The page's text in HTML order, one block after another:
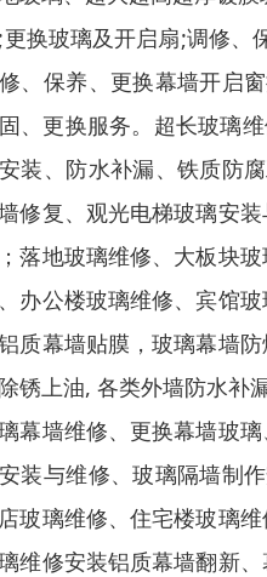
换玻璃及开启扇;调修、
、保养、更换幕墙开启
、更换服务。超长玻璃
装、防水补漏、铁质防
修复、观光电梯玻璃安
落地玻璃维修、大板块
办公楼玻璃维修、宾馆
质幕墙贴膜，玻璃幕墙
锈上油, 各类外墙防水补
幕墙维修、更换幕墙玻
装与维修、玻璃隔墙制
玻璃维修、住宅楼玻璃
维修安装铝质幕墙翻新